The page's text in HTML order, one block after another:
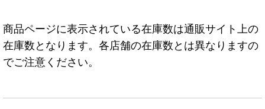
商品ページに表示されている在庫数は通販サイト上の
在庫数となります。各店舗の在庫数とは異なりますの
でご注意ください。